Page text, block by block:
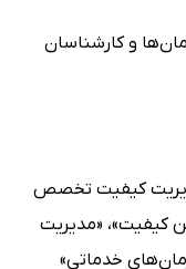
و کارشناسان
در زمینه‌ی مدیریت کیفیت تخصص
کیفیت»، «مدیریت
خدماتی»